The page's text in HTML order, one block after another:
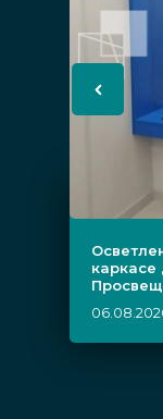
каркасе